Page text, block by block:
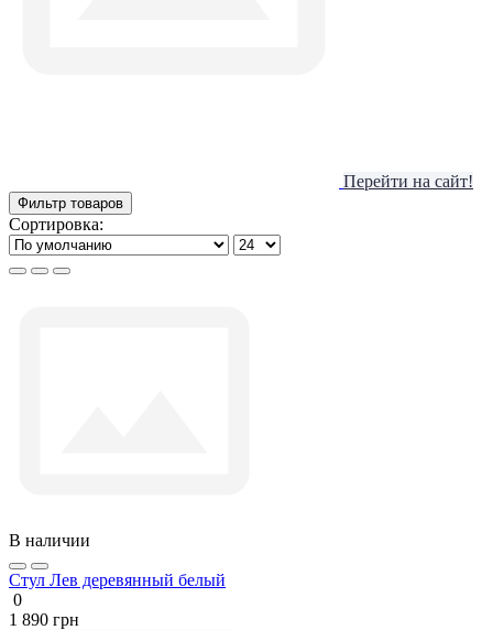
Перейти на сайт!
Фильтр товаров
Сортировка:
В наличии
Стул Лев деревянный белый
0
1 890 грн